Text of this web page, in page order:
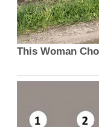
This Woman